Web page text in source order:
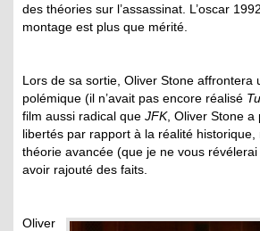
des théories sur l’assassinat. L’oscar
montage est plus que mérité.
Lors de sa sortie, Oliver Stone affrontera
polémique (il n’avait pas encore réalisé
film aussi radical que JFK, Oliver Stone a
libertés par rapport à la réalité
théorie avancée (que je ne vous
avoir rajouté des faits.
Oliver